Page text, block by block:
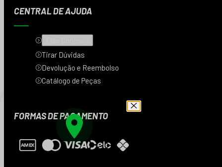
CENTRAL DE AJUDA
Tirar Dúvidas
Devolução e Reembolso
Catálogo de Peças
FORMAS DE PAGAMENTO